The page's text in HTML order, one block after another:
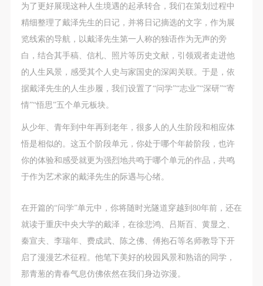
为了更好展现这种人生境遇的起承转合，我们在策划过程中
精细整理了戴泽先生的日记，并将日记摘选的文字，作为展
览线索的导航，以戴泽先生第一人称的独语作为无声的旁
白，结合其手稿、信札、照片等历史文献，引领观者走进他
的人生风景，感受其个人史与家国史的深闳关联。于是，依
据戴泽先生的人生步履，我们设置了“问学”“志业”“深研”“寄
情”“悟思”五个单元板块。
从少年、青年到中年再到老年，很多人的人生阶段和相应体
悟是相似的。这五个阶段单元，你处于哪个年龄阶段，也许
你的体验和感受就更为强烈地共鸣于哪个单元的作品，共鸣
于作为艺术家的戴泽先生的际遇与心绪。
在开篇的“问学”单元中，你将随时光隧道穿越到80年前，还在
就读于重庆中央大学的戴泽，在徐悲鸿、吕斯百、黄显之、
秦宣夫、李瑞年、费成武、陈之佛、傅抱石等名师教导下开
启了漫漫艺术征程。他笔下美好的校园风景和熟谙的同学，
那青葱的青春气息仿佛依然在我们身边弥漫。
二、拍摄内容、使用形式、使用地域范围
（1）、拍摄内容 乙方拍摄的带有甲方肖像的作品内
容包括：①中央美术学院美术馆②中央美术学院校园
内○3由中央美术学院公共教育部策划或执行的一切活
动。
（2）、使用形式 用于中央美术学院图书出版、销售
附带光盘及宣传资料。
（3）、使用地域范围
适用地域范围包括国内和国外。
使用肖像的媒介限于不损害甲方肖像权的任何媒介
（如杂志、网络等）。
永久使用。
四、许可使用费用
带有甲方肖像作品的拍摄费用由乙方承担。
乙方于拍摄完带有甲方肖像的作品无需支付甲方任何
费用。
二、拍摄内容、使用形式、使用地域范围
（1）、拍摄内容 乙方拍摄的带有甲方肖像的作品内
容包括：①中央美术学院美术馆②中央美术学院校园
内○3由中央美术学院公共教育部策划或执行的一切活
动。
（2）、使用形式 用于中央美术学院图书出版、销售
附带光盘及宣传资料。
（3）、使用地域范围
适用地域范围包括国内和国外。
使用肖像的媒介限于不损害甲方肖像权的任何媒介
（如杂志、网络等）。
永久使用。
四、许可使用费用
带有甲方肖像作品的拍摄费用由乙方承担。
乙方于拍摄完带有甲方肖像的作品无需支付甲方任何
费用。
二、拍摄内容、使用形式、使用地域范围
（1）、拍摄内容 乙方拍摄的带有甲方肖像的作品内
容包括：①中央美术学院美术馆②中央美术学院校园
内○3由中央美术学院公共教育部策划或执行的一切活
动。
（2）、使用形式 用于中央美术学院图书出版、销售
附带光盘及宣传资料。
（3）、使用地域范围
适用地域范围包括国内和国外。
使用肖像的媒介限于不损害甲方肖像权的任何媒介
（如杂志、网络等）。
永久使用。
四、许可使用费用
带有甲方肖像作品的拍摄费用由乙方承担。
乙方于拍摄完带有甲方肖像的作品无需支付甲方任何
费用。